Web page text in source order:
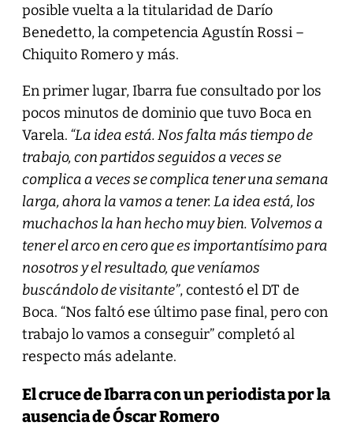
posible vuelta a la titularidad de Darío
Benedetto, la competencia Agustín Rossi –
Chiquito Romero y más.
En primer lugar, Ibarra fue consultado por los
pocos minutos de dominio que tuvo Boca en
Varela. “La idea está. Nos falta más tiempo de
trabajo, con partidos seguidos a veces se
complica a veces se complica tener una semana
larga, ahora la vamos a tener. La idea está, los
muchachos la han hecho muy bien. Volvemos a
tener el arco en cero que es importantísimo para
nosotros y el resultado, que veníamos
buscándolo de visitante”, contestó el DT de
Boca. “Nos faltó ese último pase final, pero con
trabajo lo vamos a conseguir” completó al
respecto más adelante.
El cruce de Ibarra con un periodista por la
ausencia de Óscar Romero